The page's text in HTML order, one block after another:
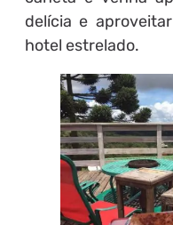
delícia e
hotel estrelado.